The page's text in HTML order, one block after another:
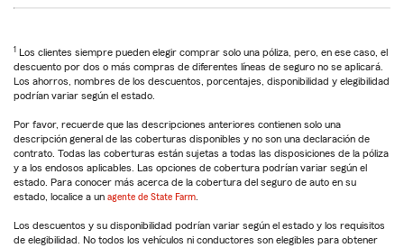
1 Los clientes siempre pueden elegir comprar solo una póliza, pero, en ese caso, el
descuento por dos o más compras de diferentes líneas de seguro no se aplicará.
Los ahorros, nombres de los descuentos, porcentajes, disponibilidad y elegibilidad
podrían variar según el estado.
Por favor, recuerde que las descripciones anteriores contienen solo una
descripción general de las coberturas disponibles y no son una declaración de
contrato. Todas las coberturas están sujetas a todas las disposiciones de la póliza
y a los endosos aplicables. Las opciones de cobertura podrían variar según el
estado. Para conocer más acerca de la cobertura del seguro de auto en su
estado, localice a un agente de State Farm
Los descuentos y su disponibilidad podrían variar según el estado y los requisitos
de elegibilidad. No todos los vehículos ni conductores son elegibles para obtener